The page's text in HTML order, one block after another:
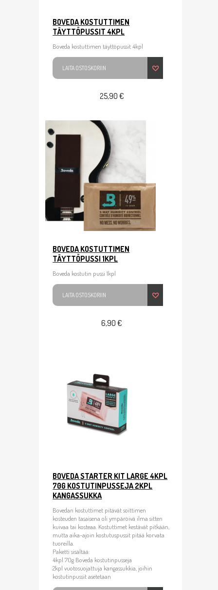
BOVEDA KOSTUTTIMEN
TÄYTTÖPUSSIT 4KPL
Boveda kostuttimen täyttöpussit 4kpl
LAITA OSTOSKORIIN
25,90 €
BOVEDA KOSTUTTIMEN
TÄYTTÖPUSSI 1KPL
Boveda kostutin pussi 1kpl
LAITA OSTOSKORIIN
6,90 €
BOVEDA STARTER KIT LARGE 4KPL
70G KOSTUTINPUSSEJA 2KPL
KANGASSUKKA
Bovedan kostuttimet pitävät soittimen
kosteuden tasaisena oli ympäröivä ilma sitten
kuivaa tai kosteaa. Kostuttimet kestävät pitkään,
mutta aika-ajoin kostutuspussit pitää korvata
tuoreilla.
Paketti sisältää:
4kpl 70g Boveda kostutinpusseja
2kpl vuotosuojattuja kangassukkia, joihin
kostutinpussit asetetaan